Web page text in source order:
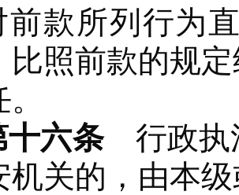
前款所列行为
比照前款的规
十六条行政执
机关的，由本